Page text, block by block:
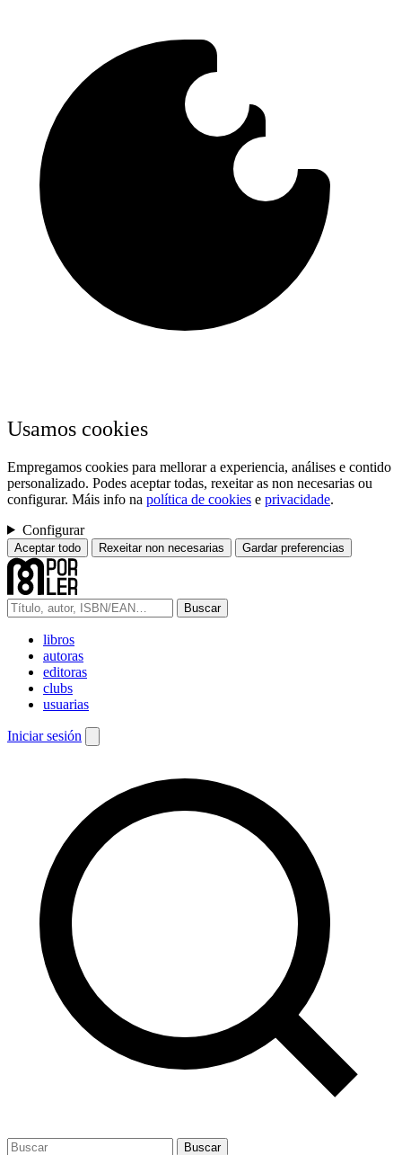
Usamos cookies
Empregamos cookies para mellorar a experiencia, análises e contido
personalizado. Podes aceptar todas, rexeitar as non necesarias ou
configurar. Máis info na política de cookies e privacidade.
Configurar
Aceptar todo Rexeitar non necesarias Gardar preferencias
Buscar
libros
autoras
editoras
clubs
usuarias
Iniciar sesión
Buscar